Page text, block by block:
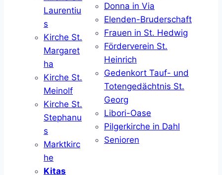
Laurentiu
s
Kirche St.
Margaret
ha
Kirche St.
Meinolf
Kirche St.
Stephanu
s
Marktkirc
he
Kitas
Donna in Via
Elenden-Bruderschaft
Frauen in St. Hedwig
Förderverein St.
Heinrich
Gedenkort Tauf- und
Totengedächtnis St.
Georg
Libori-Oase
Pilgerkirche in Dahl
Senioren